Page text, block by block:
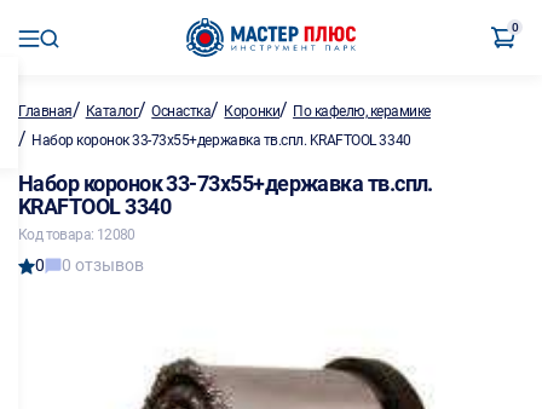
0
Главная/ Каталог/Оснастка/ Коронки/ По кафелю, керамике
/ Набор коронок 33-73х55+державка тв.спл. KRAFTOOL 3340
Набор коронок 33-73х55+державка тв.спл.
KRAFTOOL 3340
Код товара: 12080
0 0 отзывов